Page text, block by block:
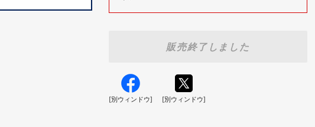
販売終了しました
[別ウィンドウ] [別ウィンドウ]